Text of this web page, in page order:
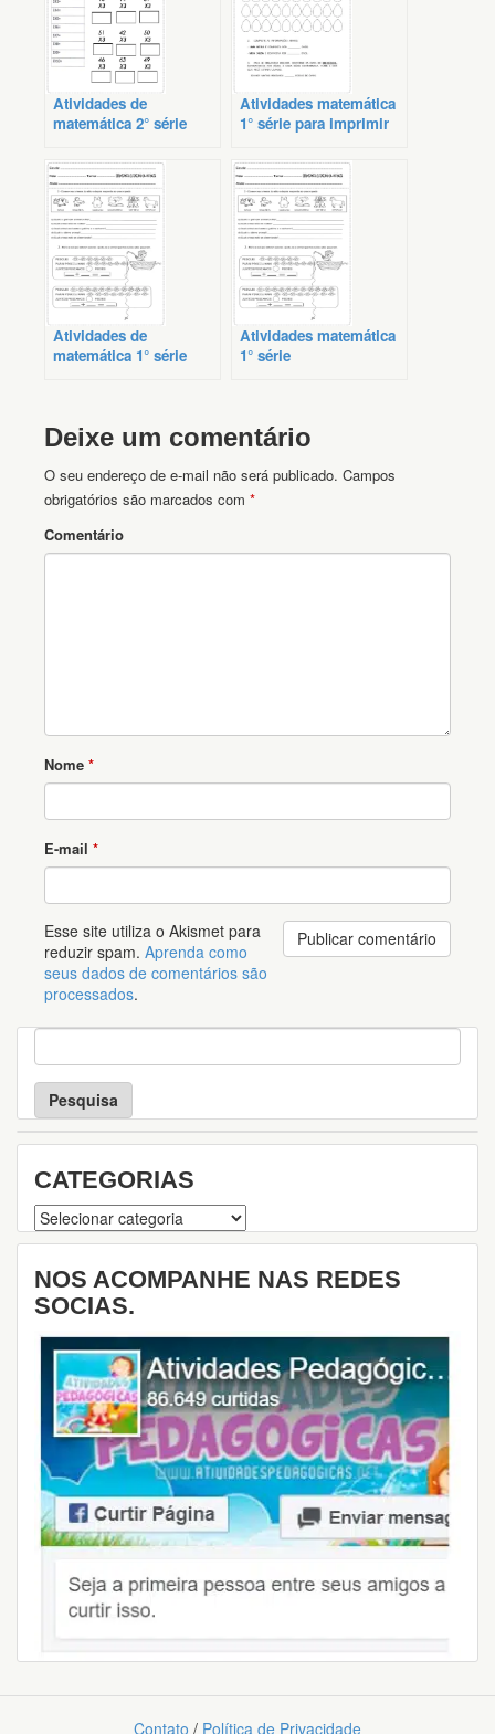
Atividades de
matemática 2° série
Atividades matemática
1° série para imprimir
Atividades de
matemática 1° série
Atividades matemática
1° série
Deixe um comentário
O seu endereço de e-mail não será publicado. Campos
obrigatórios são marcados com *
Comentário
Nome *
E-mail *
Esse site utiliza o Akismet para
reduzir spam. Aprenda como
seus dados de comentários são
processados.
P
e
s
u
i
a
CATEGORIAS
Categorias
NOS ACOMPANHE NAS REDES
SOCIAS.
Contato / Política de Privacidade